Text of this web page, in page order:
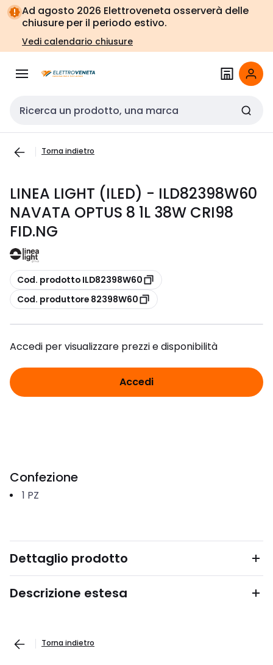
Vai alla
navigazione
Vai
alla
pagina
Ad agosto 2026 Elettroveneta osserverà delle
chiusure per il periodo estivo.
Vedi calendario chiusure
Cerca input
Torna indietro
LINEA LIGHT (ILED) - ILD82398W60
NAVATA OPTUS 8 1L 38W CRI98
FID.NG
copia
Cod. prodotto ILD82398W60
copia
Cod. produttore 82398W60
Accedi per visualizzare prezzi e disponibilità
Accedi
Confezione
1 PZ
Dettaglio prodotto
Descrizione estesa
Torna indietro